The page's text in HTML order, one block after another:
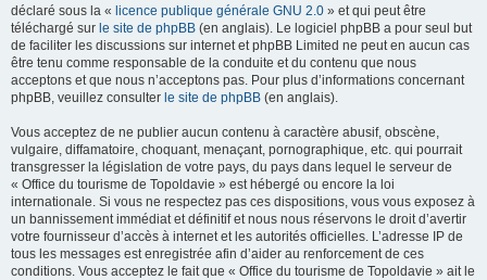
déclaré sous la « licence publique générale GNU 2.0 » et qui peut être
téléchargé sur le site de phpBB (en anglais). Le logiciel phpBB a pour seul but
de faciliter les discussions sur internet et phpBB Limited ne peut en aucun cas
être tenu comme responsable de la conduite et du contenu que nous
acceptons et que nous n’acceptons pas. Pour plus d’informations concernant
phpBB, veuillez consulter le site de phpBB (en anglais).
Vous acceptez de ne publier aucun contenu à caractère abusif, obscène,
vulgaire, diffamatoire, choquant, menaçant, pornographique, etc. qui pourrait
transgresser la législation de votre pays, du pays dans lequel le serveur de
« Office du tourisme de Topoldavie » est hébergé ou encore la loi
internationale. Si vous ne respectez pas ces dispositions, vous vous exposez à
un bannissement immédiat et définitif et nous nous réservons le droit d’avertir
votre fournisseur d’accès à internet et les autorités officielles. L’adresse IP de
tous les messages est enregistrée afin d’aider au renforcement de ces
conditions. Vous acceptez le fait que « Office du tourisme de Topoldavie » ait le